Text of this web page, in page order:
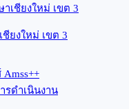
ยงใหม่ เขต 3
รดำเนินงาน